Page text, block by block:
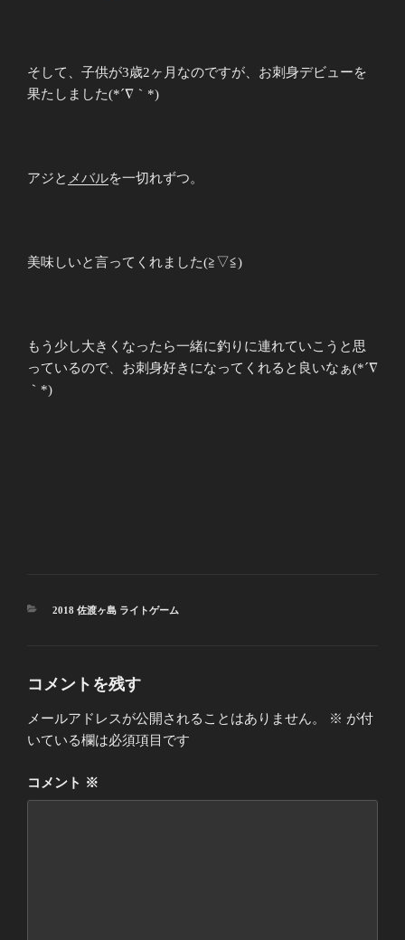
そして、子供が3歳2ヶ月なのですが、お刺身デビューを
果たしました(*´∇｀*)
アジと メバルを一切れずつ。
美味しいと言ってくれました(≧▽≦)
もう少し大きくなったら一緒に釣りに連れていこうと思
っているので、お刺身好きになってくれると良いなぁ(*´∇
｀*)
カ
2018 佐渡ヶ島 ライトゲーム
コメントを残す
メールアドレスが公開されることはありません。 ※ が付
いている欄は必須項目です
コメント ※